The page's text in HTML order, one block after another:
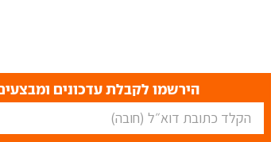
הירשמו לקבלת עדכונים